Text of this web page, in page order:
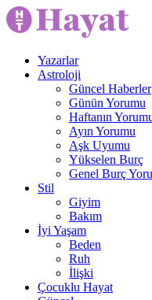
Yazarlar
Astroloji
Güncel Haberler
Günün Yorumu
Haftanın
Ayın Yorumu
Aşk Uyumu
Yükselen Burç
Genel Burç
Stil
Giyim
Bakım
İyi Yaşam
Beden
Ruh
İlişki
Çocuklu Hayat